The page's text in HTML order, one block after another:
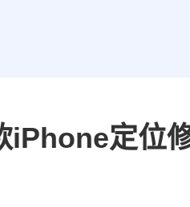
iPhone定位